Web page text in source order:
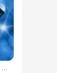
مجموعة مجوهرات أنيقة مرصعة بحجر الراين ، أقراط بالإضافة إلى قلادة ، ديكور حفلات سهرة أنيق ، هدية عيد ميلاد مثالية لفتاة ، 3 * *